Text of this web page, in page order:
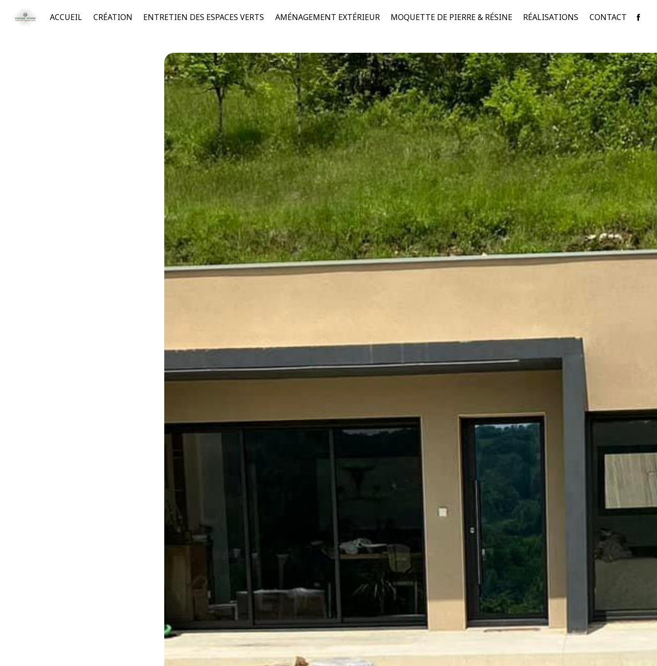
ACCUEIL CRÉATION ENTRETIEN DES ESPACES VERTS AMÉNAGEMENT EXTÉRIEUR MOQUETTE DE PIERRE & RÉSINE RÉALISATIONS CONTACT